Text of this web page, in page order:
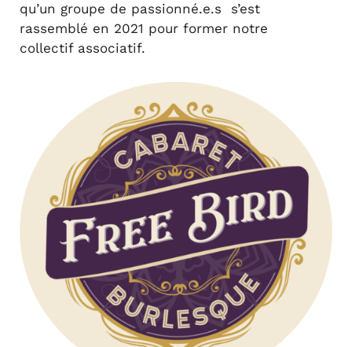
qu’un groupe de passionné.e.s s’est
rassemblé en 2021 pour former notre
collectif associatif.